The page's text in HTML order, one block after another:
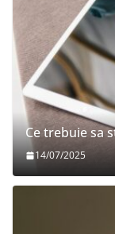
Ce trebuie sa
14/07/2025